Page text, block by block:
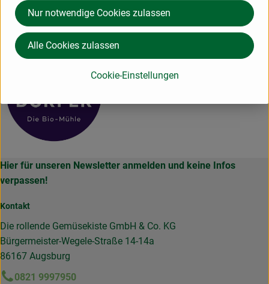
(Daten von Ecoinform)
Antersdorfer - Die Bio-Mühle
Hier für unseren Newsletter anmelden und keine Infos
verpassen!
Kontakt
Die rollende Gemüsekiste GmbH & Co. KG
Bürgermeister-Wegele-Straße 14-14a
86167 Augsburg
0821 9997950
Cookie-Einstellungen
Nur notwendige Cookies zulassen
Alle Cookies zulassen